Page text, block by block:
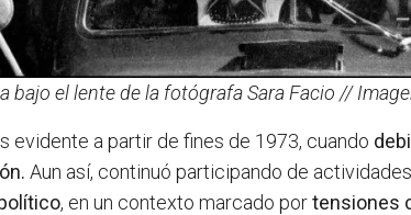
bajo el lente de la fotógrafa Sara Facio //
evidente a partir de fines de 1973, cuando
Aun así, continuó participando de
, en un contexto marcado portensiones